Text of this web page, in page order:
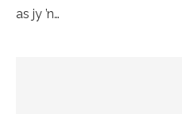
as jy ’n…